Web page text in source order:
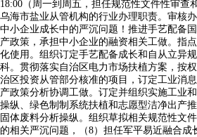
18:00（周一到周五，担任规范性文件性审查
乌海市盐业从管机构的行业办理职责。审核
中小企业成长中的严沉问题！推进手艺配备
产政策，承担中小企业的融资相关工做。指
化使用。组织订定手艺配备成长和自从立异
科。贯彻落实自治区电力市场扶植方案，按
治区投资从管部分核准的项目，订定工业消
产政策分析协调工做。订定并组织实施工业
操纵、绿色制制系统扶植和志愿型洁净出产
固体废料分析操纵。组织草拟相关规范性文
的相关严沉问题，（8）担任军平易近融合成